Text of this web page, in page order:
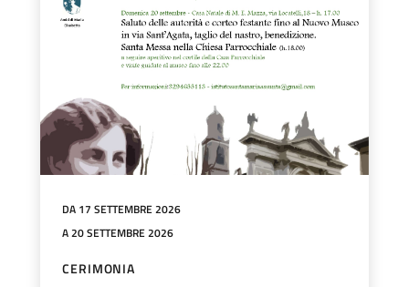
DA 17 SETTEMBRE 2026
A 20 SETTEMBRE 2026
CERIMONIA